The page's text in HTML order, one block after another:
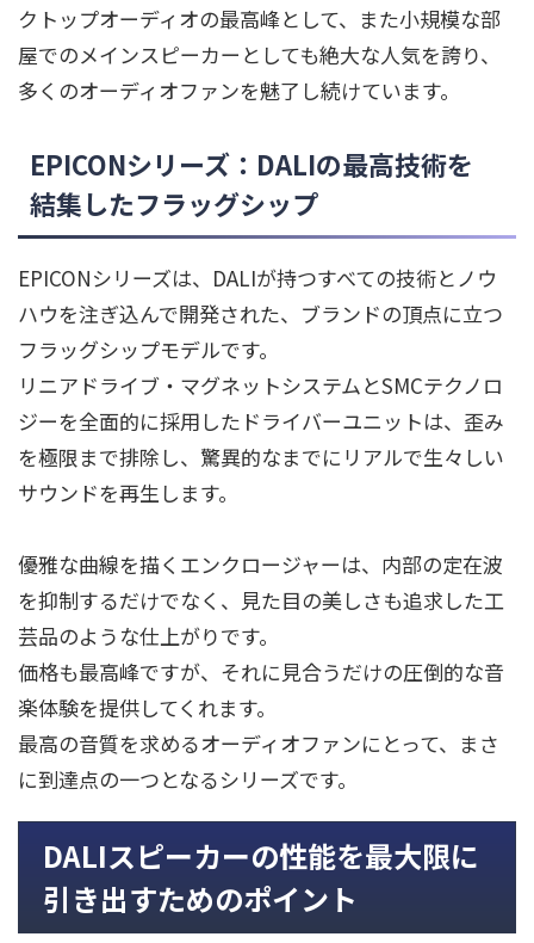
クトップオーディオの最高峰として、また小規模な部
屋でのメインスピーカーとしても絶大な人気を誇り、
多くのオーディオファンを魅了し続けています。
EPICONシリーズ：DALIの最高技術を
結集したフラッグシップ
EPICONシリーズは、DALIが持つすべての技術とノウ
ハウを注ぎ込んで開発された、ブランドの頂点に立つ
フラッグシップモデルです。
リニアドライブ・マグネットシステムとSMCテクノロ
ジーを全面的に採用したドライバーユニットは、歪み
を極限まで排除し、驚異的なまでにリアルで生々しい
サウンドを再生します。
優雅な曲線を描くエンクロージャーは、内部の定在波
を抑制するだけでなく、見た目の美しさも追求した工
芸品のような仕上がりです。
価格も最高峰ですが、それに見合うだけの圧倒的な音
楽体験を提供してくれます。
最高の音質を求めるオーディオファンにとって、まさ
に到達点の一つとなるシリーズです。
DALIスピーカーの性能を最大限に
引き出すためのポイント